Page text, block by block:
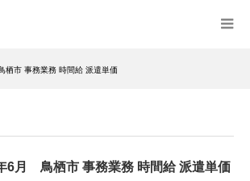
市 事務業務 時間給 派遣単価
6月 鳥栖市 事務業務 時間給 派遣単価